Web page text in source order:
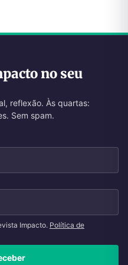
no seu
reflexão. Às quartas:
Sem spam.
Impacto. Política de